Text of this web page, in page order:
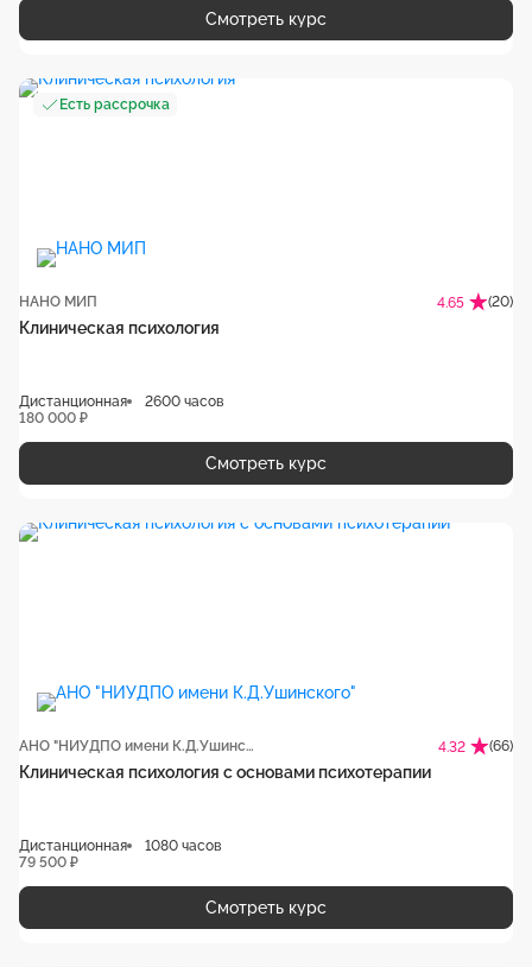
Смотреть курс
Есть рассрочка
НАНО МИП 4.65 (20)
Клиническая психология
Дистанционная
2600 часов
180 000 ₽
Смотреть курс
АНО "НИУДПО имени К.Д.Ушинского" 4.32 (66)
Клиническая психология с основами психотерапии
Дистанционная
1080 часов
79 500 ₽
Смотреть курс